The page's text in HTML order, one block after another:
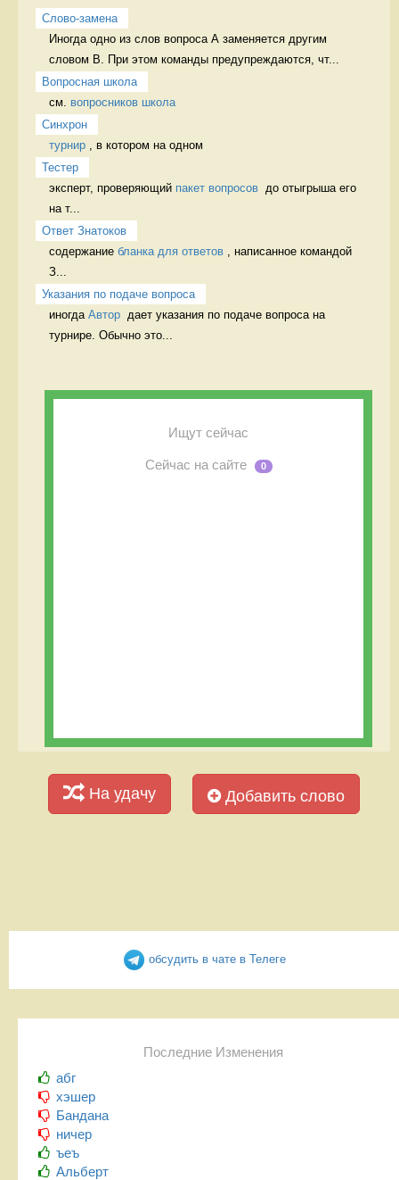
Слово-замена
Иногда одно из слов вопроса А заменяется другим
словом В. При этом команды предупреждаются, чт...
Вопросная школа
см. вопросников школа
Синхрон
турнир , в котором на одном
Тестер
эксперт, проверяющий пакет вопросов
  до отыгрыша его
на т...
Ответ Знатоков
содержание бланка для ответов , написанное командой
З...
Указания по подаче вопроса
иногда Автор
  дает указания по подаче вопроса на
турнире. Обычно это...
Ищут сейчас
Сейчас на сайте 0
На удачу Добавить слово
обсудить в чате в Телеге
Последние Изменения
абг
хэшер
Бандана
ничер
ъеъ
Альберт